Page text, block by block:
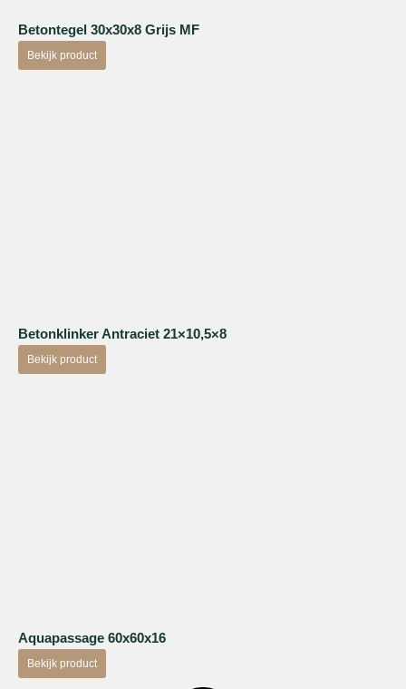
Betontegel 30x30x8 Grijs MF
Bekijk product
Betonklinker Antraciet 21×10,5×8
Bekijk product
Aquapassage 60x60x16
Bekijk product